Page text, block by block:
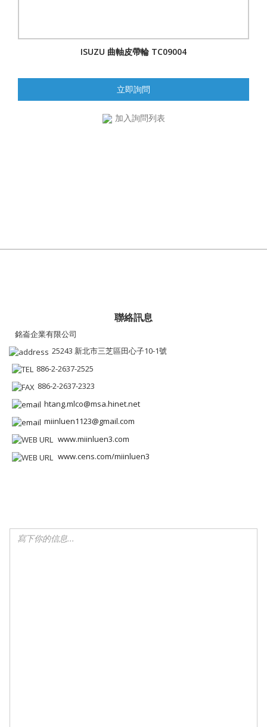
ISUZU 曲軸皮帶輪 TC09004
立即詢問
加入詢問列表
聯絡訊息
銘崙企業有限公司
25243 新北市三芝區田心子10-1號
886-2-2637-2525
886-2-2637-2323
htang.mlco@msa.hinet.net
miinluen1123@gmail.com
www.miinluen3.com
www.cens.com/miinluen3